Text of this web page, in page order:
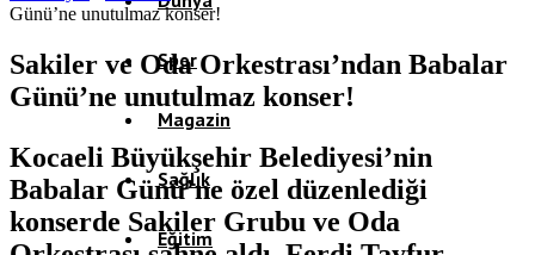
Spor
Magazin
Sağlık
Eğitim
Günü’ne unutulmaz konser!
Sakiler ve Oda Orkestrası’ndan Babalar
Günü’ne unutulmaz konser!
Kocaeli Büyükşehir Belediyesi’nin
Babalar Günü’ne özel düzenlediği
konserde Sakiler Grubu ve Oda